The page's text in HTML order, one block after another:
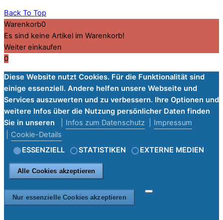
Back To Top
Warenkorb0
Es sind keine Artikel im Warenkorb!
Weiter einkaufen
0
Diese Website nutzt Cookies. Für die Funktionalität sind
einige essenziell. Andere helfen unsere Webseite und
Services auszuwerten und zu verbessern. Ihre Optionen und
weitere Infos über die Nutzung persönlicher Daten finden
Sie in unseren
Infos zum Datenschutz
Impressum
Cookie-Details
ESSENZIELL
STATISTIKEN EXTERNE MEDIEN
Alle Cookies akzeptieren
Nur essenzielle Cookies akzeptieren